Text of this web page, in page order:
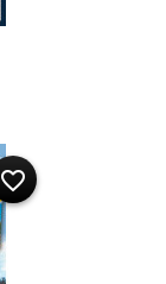
favorite_border